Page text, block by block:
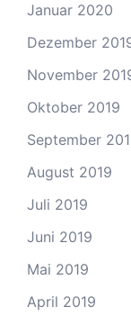
Januar 2020
Dezember
November
Oktober 2019
September
August 2019
Juli 2019
Juni 2019
Mai 2019
April 2019